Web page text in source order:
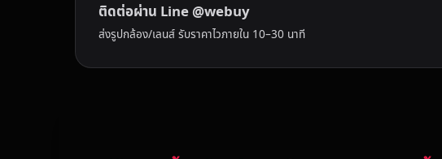
ติดต่อผ่าน Line @webuy
ส่งรูปกล้อง/เลนส์ รับราคาไวภายใน 10–30 นาที